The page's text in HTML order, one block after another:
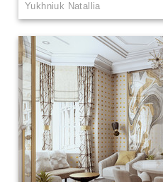
Yukhniuk Natallia